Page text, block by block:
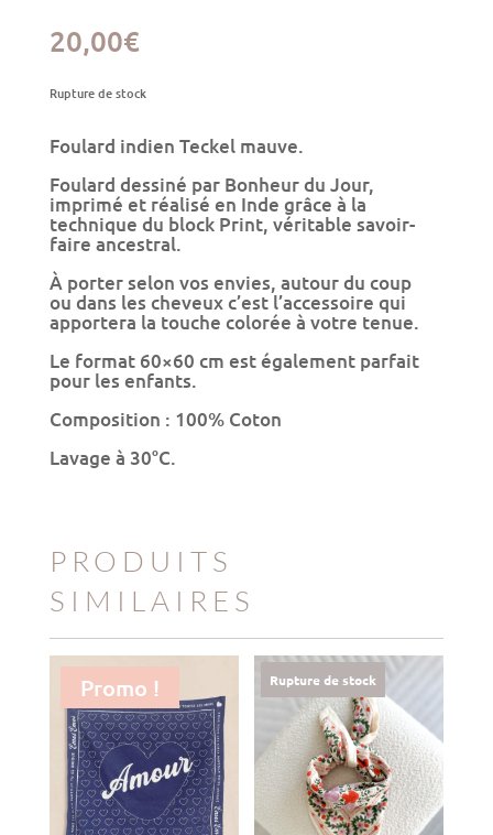
20,00€
Rupture de stock
Foulard indien Teckel mauve.
Foulard dessiné par Bonheur du Jour,
imprimé et réalisé en Inde grâce à la
technique du block Print, véritable savoir-
faire ancestral.
À porter selon vos envies, autour du coup
ou dans les cheveux c’est l’accessoire qui
apportera la touche colorée à votre tenue.
Le format 60×60 cm est également parfait
pour les enfants.
Composition : 100% Coton
Lavage à 30°C.
PRODUITS
SIMILAIRES
Promo ! Rupture de stock